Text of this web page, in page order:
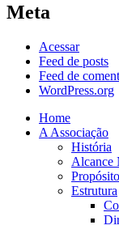
Meta
Acessar
Feed de posts
Feed de
WordPress.org
Home
A Associação
História
Alcance
Estrutura